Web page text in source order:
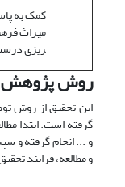
کمک به
ریزی
روش پژوهش
این تحقیق از روش
گرفته است. ابتدا
و ... انجام گرفته و
و مطالعه، فرایند